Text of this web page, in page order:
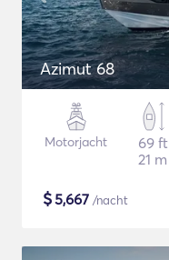
Azimut 68
Motorjacht
69 ft
21 m
$5,667 /nacht